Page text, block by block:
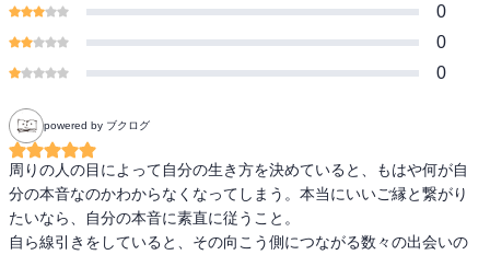
その出会いが、あなたが求める出会いかどうかは、
ご自身の呼吸をよく観察することで判明します。
無意識のうちに相手を警戒している状態。
リラックス・呼吸が深くなる
安心感に包まれ、心も体も緩んでいる、
無理をせずに自然に笑える状態。
0
0
0
powered by ブクログ
周りの人の目によって自分の生き方を決めていると、もはや何が自
分の本音なのかわからなくなってしまう。本当にいいご縁と繋がり
たいなら、自分の本音に素直に従うこと。
自ら線引きをしていると、その向こう側につながる数々の出会いの